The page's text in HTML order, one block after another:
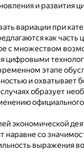
и развития
вариации при
как
с множеством
цифровыми
этапе
и охватывает
образует
экономической
наравне со
выражения